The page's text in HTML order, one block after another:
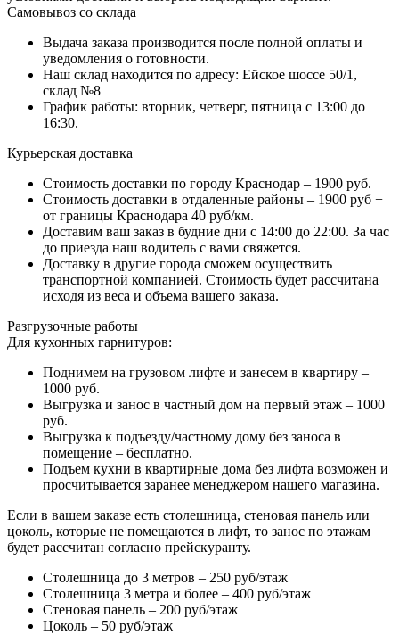
Самовывоз со склада
Выдача заказа производится после полной оплаты и
уведомления о готовности.
Наш склад находится по адресу: Ейское шоссе 50/1,
склад №8
График работы: вторник, четверг, пятница с 13:00 до
16:30.
Курьерская доставка
Стоимость доставки по городу Краснодар – 1900 руб.
Стоимость доставки в отдаленные районы – 1900 руб +
от границы Краснодара 40 руб/км.
Доставим ваш заказ в будние дни с 14:00 до 22:00. За час
до приезда наш водитель с вами свяжется.
Доставку в другие города сможем осуществить
транспортной компанией. Стоимость будет рассчитана
исходя из веса и объема вашего заказа.
Разгрузочные работы
Для кухонных гарнитуров:
Поднимем на грузовом лифте и занесем в квартиру –
1000 руб.
Выгрузка и занос в частный дом на первый этаж – 1000
руб.
Выгрузка к подъезду/частному дому без заноса в
помещение – бесплатно.
Подъем кухни в квартирные дома без лифта возможен и
просчитывается заранее менеджером нашего магазина.
Если в вашем заказе есть столешница, стеновая панель или
цоколь, которые не помещаются в лифт, то занос по этажам
будет рассчитан согласно прейскуранту.
Столешница до 3 метров – 250 руб/этаж
Столешница 3 метра и более – 400 руб/этаж
Стеновая панель – 200 руб/этаж
Цоколь – 50 руб/этаж